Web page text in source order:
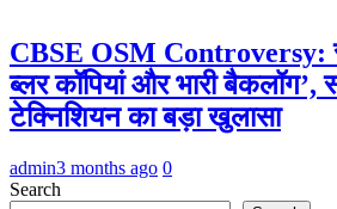
CBSE OSM Controversy:
ब्लर कॉपियां और भारी
टेक्निशियन का बड़ा खुलासा
admin3 months ago 0
Search